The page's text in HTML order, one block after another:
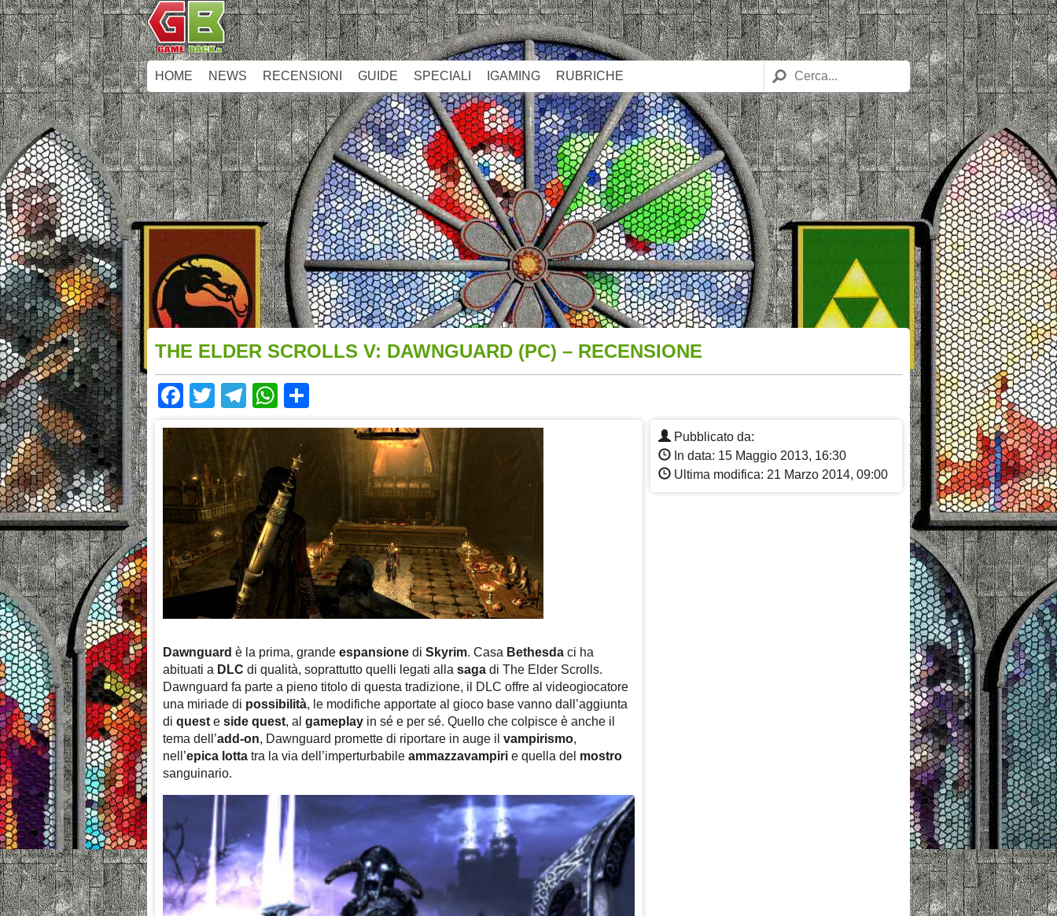
HOME NEWS RECENSIONI GUIDE SPECIALI IGAMING RUBRICHE
THE ELDER SCROLLS V: DAWNGUARD (PC) – RECENSIONE
Facebook
TwitterTelegram
WhatsApp
Pubblicato da:
In data: 15 Maggio 2013, 16:30
Ultima modifica: 21 Marzo 2014, 09:00
Dawnguard è la prima, grande espansione di Skyrim. Casa Bethesda ci ha
abituati a DLC di qualità, soprattutto quelli legati alla saga di The Elder Scrolls.
Dawnguard fa parte a pieno titolo di questa tradizione, il DLC offre al videogiocatore
una miriade di possibilità, le modifiche apportate al gioco base vanno dall’aggiunta
di quest e side quest, al gameplay in sé e per sé. Quello che colpisce è anche il
tema dell’add-on, Dawnguard promette di riportare in auge il vampirismo,
nell’epica lotta tra la via dell’imperturbabile ammazzavampiri e quella del mostro
sanguinario.